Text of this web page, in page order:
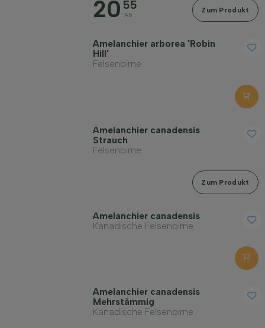
20 55
Ab
Zum Produkt
Amelanchier arborea 'Robin
Hill'
Felsenbirne
Amelanchier canadensis
Strauch
Felsenbirne
Zum Produkt
Amelanchier canadensis
Kanadische Felsenbirne
Amelanchier canadensis
Mehrstämmig
Kanadische Felsenbirne